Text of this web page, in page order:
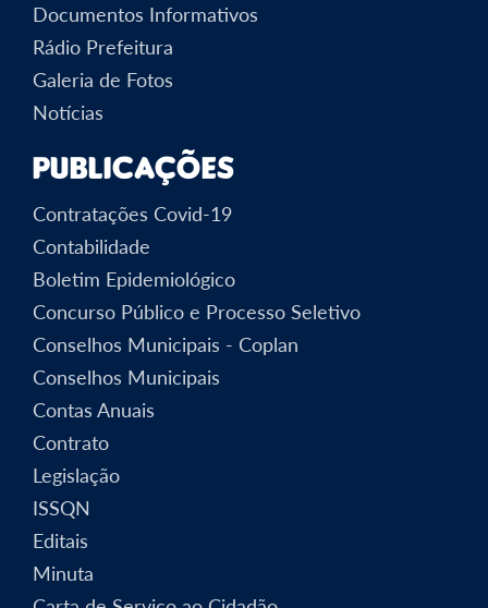
Documentos Informativos
Rádio Prefeitura
Galeria de Fotos
Notícias
Publicações
Contratações Covid-19
Contabilidade
Boletim Epidemiológico
Concurso Público e Processo Seletivo
Conselhos Municipais - Coplan
Conselhos Municipais
Contas Anuais
Contrato
Legislação
ISSQN
Editais
Minuta